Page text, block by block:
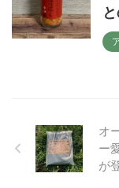
オ
ー
が